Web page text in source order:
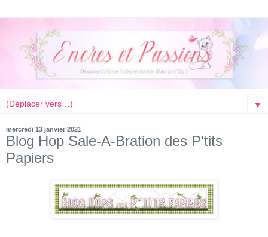
▼
mercredi 13 janvier 2021
Blog Hop Sale-A-Bration des P'tits
Papiers